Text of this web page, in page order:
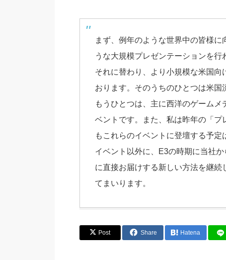
まず、例年のような世界中の皆様
うな大規模プレゼンテーションを行
それに替わり、より小規模な米国
おります。そのうちのひとつは米国
もうひとつは、主に西洋のゲーム
ベントです。また、私は昨年の「
もこれらのイベントに登壇する予
イベント以外に、E3の時期に当社
に直接お届けする新しい方法を継
てまいります。
Post Share Hatena